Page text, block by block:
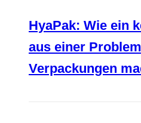
HyaPak: Wie ein
aus einer
Verpackungen